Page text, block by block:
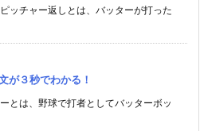
ッチャー返しとは、バッターが打った
が３秒でわかる！
とは、野球で打者としてバッターボッ